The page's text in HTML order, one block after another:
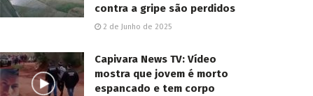
contra a gripe são perdidos
2 de Junho de 2025
Capivara News TV: Vídeo
mostra que jovem é morto
espancado e tem corpo